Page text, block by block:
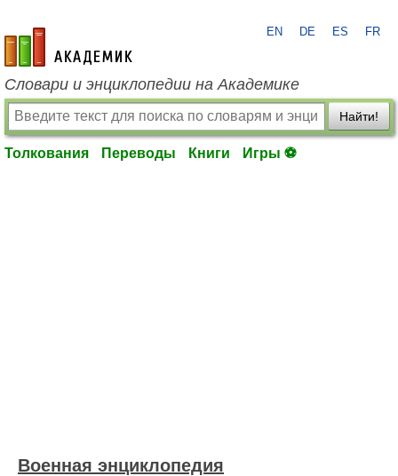
academic.ru
EN DE ES FR
Словари и энциклопедии на Академике
Найти!
Толкования Переводы Книги Игры ⚽
Военная энциклопедия